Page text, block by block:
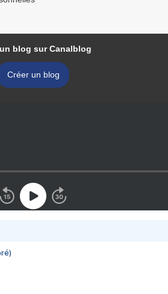
blog sur Canalblog
Créer un blog